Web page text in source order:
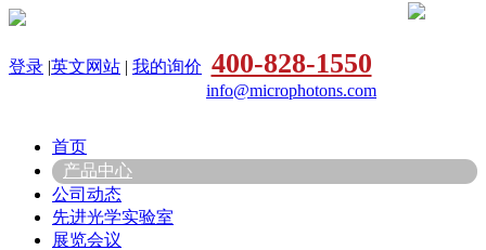
登录 |英文网站 | 我的询价 400-828-1550
info@microphotons.com
首页
产品中心
公司动态
先进光学实验室
展览会议